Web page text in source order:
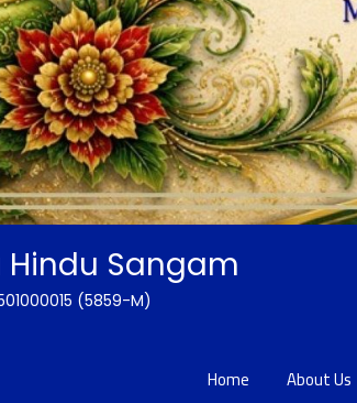
Sangam
(5859-M)
Home About Us